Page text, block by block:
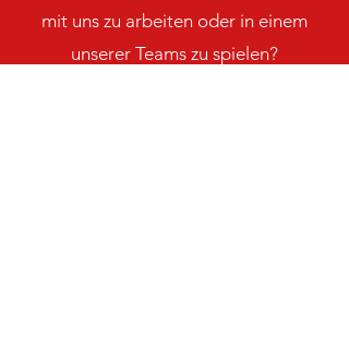
mit uns zu arbeiten oder in einem
unserer Teams zu spielen?